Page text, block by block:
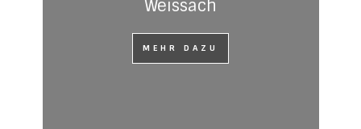
Weissach
MEHR DAZU